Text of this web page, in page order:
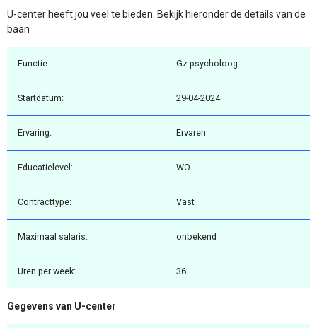
U-center heeft jou veel te bieden. Bekijk hieronder de details van de
baan
Functie: Gz-psycholoog
Startdatum: 29-04-2024
Ervaring: Ervaren
Educatielevel: WO
Contracttype: Vast
Maximaal salaris: onbekend
Uren per week: 36
Gegevens van U-center